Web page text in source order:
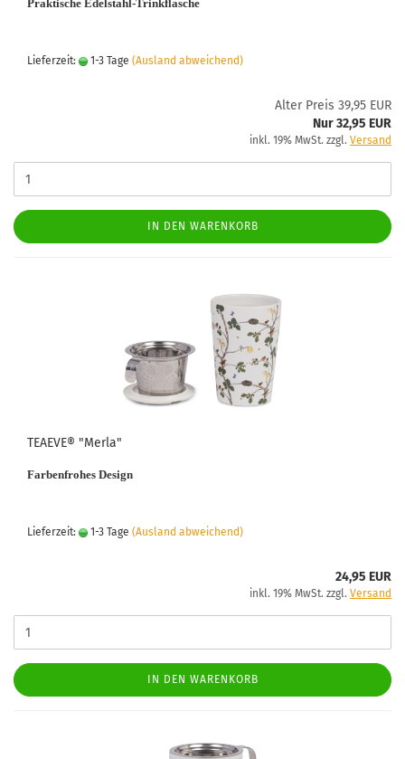
Praktische Edelstahl-Trinkflasche
Lieferzeit: 1-3 Tage (Ausland abweichend)
Alter Preis 39,95 EUR
Nur 32,95 EUR
inkl. 19% MwSt. zzgl. Versand
IN DEN WARENKORB
TEAEVE® "Merla"
Farbenfrohes Design
Lieferzeit: 1-3 Tage (Ausland abweichend)
24,95 EUR
inkl. 19% MwSt. zzgl. Versand
IN DEN WARENKORB